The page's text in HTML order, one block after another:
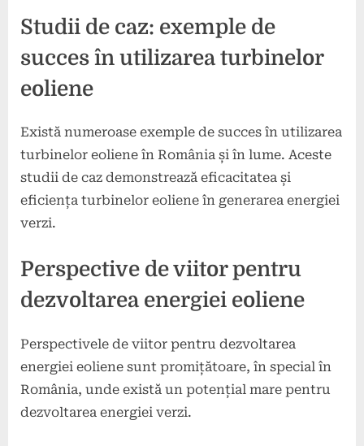
Studii de caz: exemple de
succes în utilizarea turbinelor
eoliene
Există numeroase exemple de succes în utilizarea
turbinelor eoliene în România și în lume. Aceste
studii de caz demonstrează eficacitatea și
eficiența turbinelor eoliene în generarea energiei
verzi.
Perspective de viitor pentru
dezvoltarea energiei eoliene
Perspectivele de viitor pentru dezvoltarea
energiei eoliene sunt promițătoare, în special în
România, unde există un potențial mare pentru
dezvoltarea energiei verzi.